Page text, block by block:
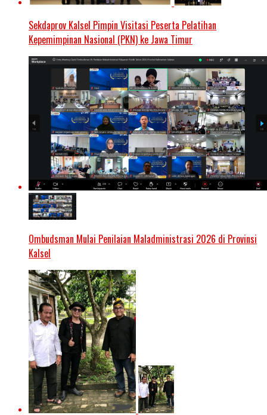
Sekdaprov Kalsel Pimpin Visitasi Peserta Pelatihan
Kepemimpinan Nasional (PKN) ke Jawa Timur
Ombudsman Mulai Penilaian Maladministrasi 2026 di Provinsi
Kalsel